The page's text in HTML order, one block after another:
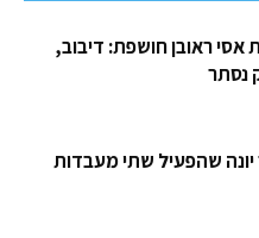
ראובן חושפת: דיבוב,
נסתר
שהפעיל שתי מעבדות